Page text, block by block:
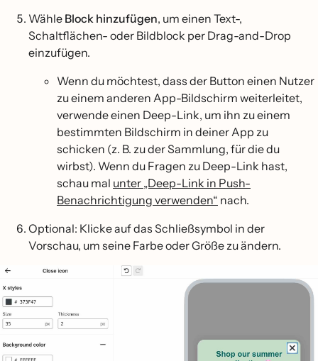
Wähle Block hinzufügen, um einen Text-,
Schaltflächen- oder Bildblock per Drag-and-Drop
einzufügen.
Wenn du möchtest, dass der Button einen Nutzer
zu einem anderen App-Bildschirm weiterleitet,
verwende einen Deep-Link, um ihn zu einem
bestimmten Bildschirm in deiner App zu
schicken (z. B. zu der Sammlung, für die du
wirbst). Wenn du Fragen zu Deep-Link hast,
schau mal unter „Deep-Link in Push-
Benachrichtigung verwenden“ nach.
Optional: Klicke auf das Schließsymbol in der
Vorschau, um seine Farbe oder Größe zu ändern.